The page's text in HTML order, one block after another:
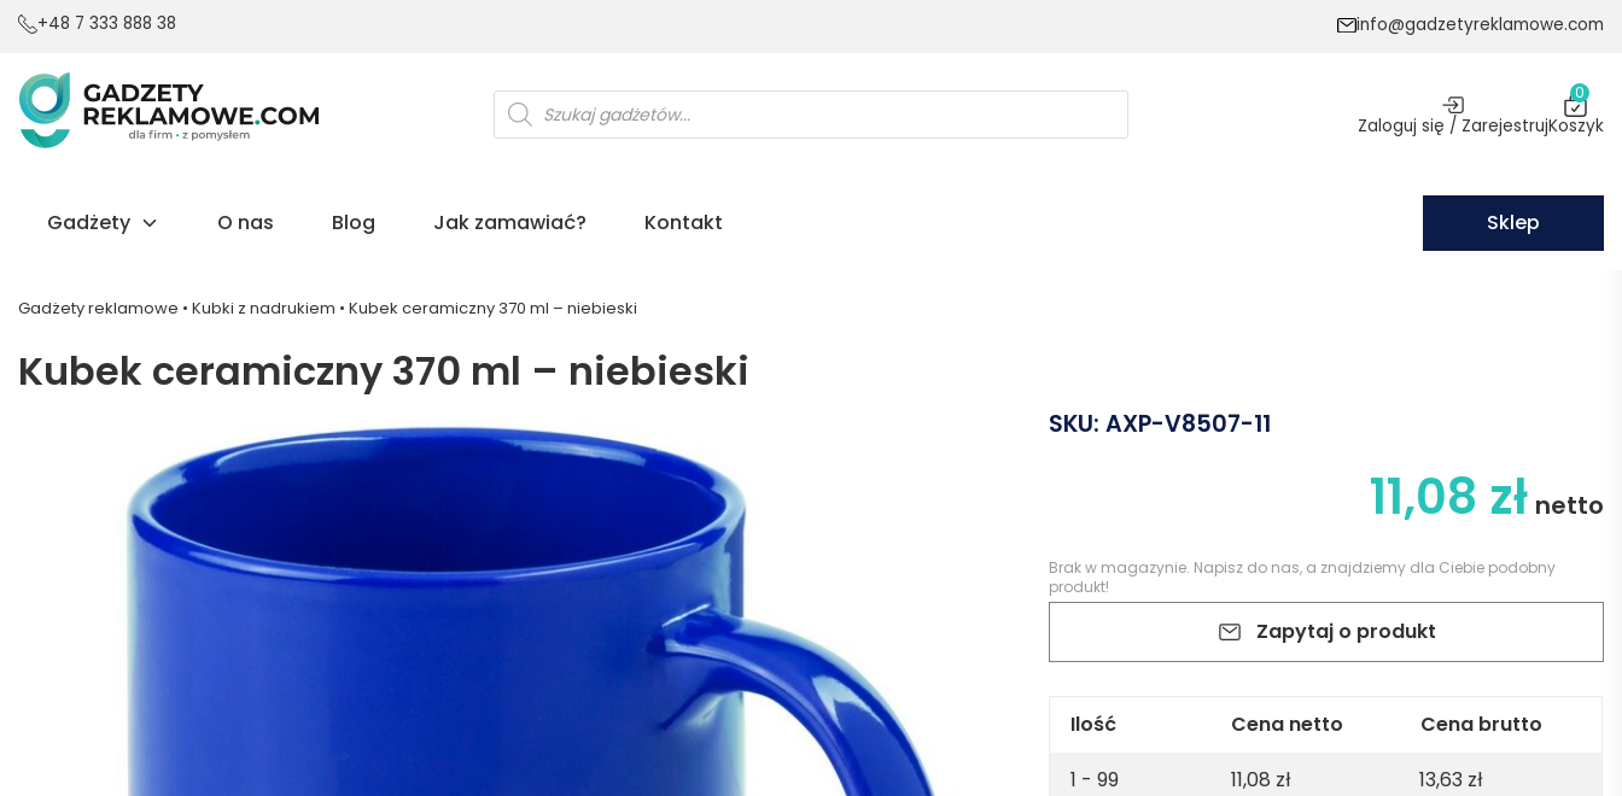
+48 7 333 888 38 info@gadzetyreklamowe.com
Wyszukiwarka
produktów Zaloguj się / Zarejestruj
0
Koszyk
Gadżety O nas Blog Jak zamawiać? Kontakt Sklep
Gadżety reklamowe • Kubki z nadrukiem • Kubek ceramiczny 370 ml – niebieski
Kubek ceramiczny 370 ml – niebieski
SKU:AXP-V8507-11
11,08 zł netto
Brak w magazynie. Napisz do nas, a znajdziemy dla Ciebie podobny
produkt!
Zapytaj o produkt
Ilość Cena netto
Cena brutto
1 - 99
11,08 zł 13,63 zł